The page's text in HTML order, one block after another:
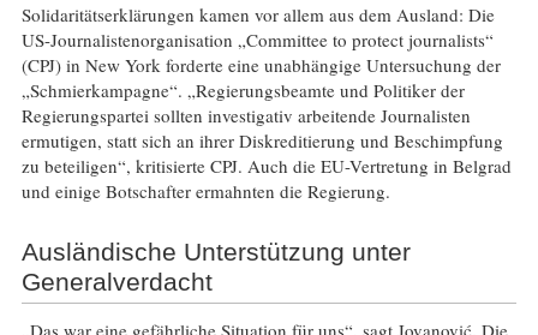
Solidaritätserklärungen kamen vor allem aus dem Ausland: Die
US-Journalistenorganisation „Committee to protect journalists“
(CPJ) in New York forderte eine unabhängige Untersuchung der
„Schmierkampagne“. „Regierungsbeamte und Politiker der
Regierungspartei sollten investigativ arbeitende Journalisten
ermutigen, statt sich an ihrer Diskreditierung und Beschimpfung
zu beteiligen“, kritisierte CPJ. Auch die EU-Vertretung in Belgrad
und einige Botschafter ermahnten die Regierung.
Ausländische Unterstützung unter
Generalverdacht